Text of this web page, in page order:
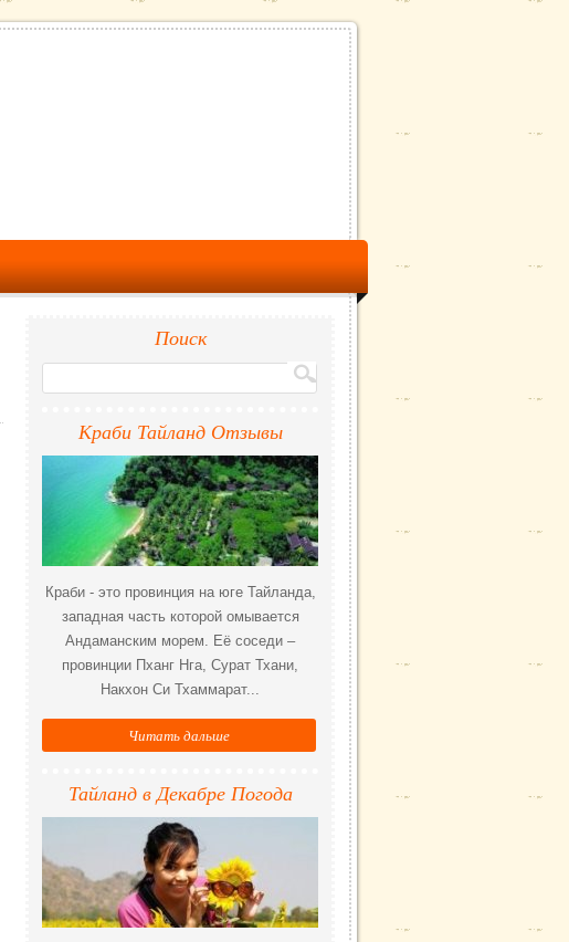
Поиск
Краби Тайланд Отзывы
Краби - это провинция на юге Тайланда,
западная часть которой омывается
Андаманским морем. Её соседи –
провинции Пханг Нга, Сурат Тхани,
Накхон Си Тхаммарат...
Читать дальше
Тайланд в Декабре Погода